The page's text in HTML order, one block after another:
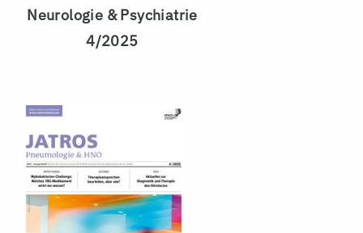
Neurologie & Psychiatrie
4/2025